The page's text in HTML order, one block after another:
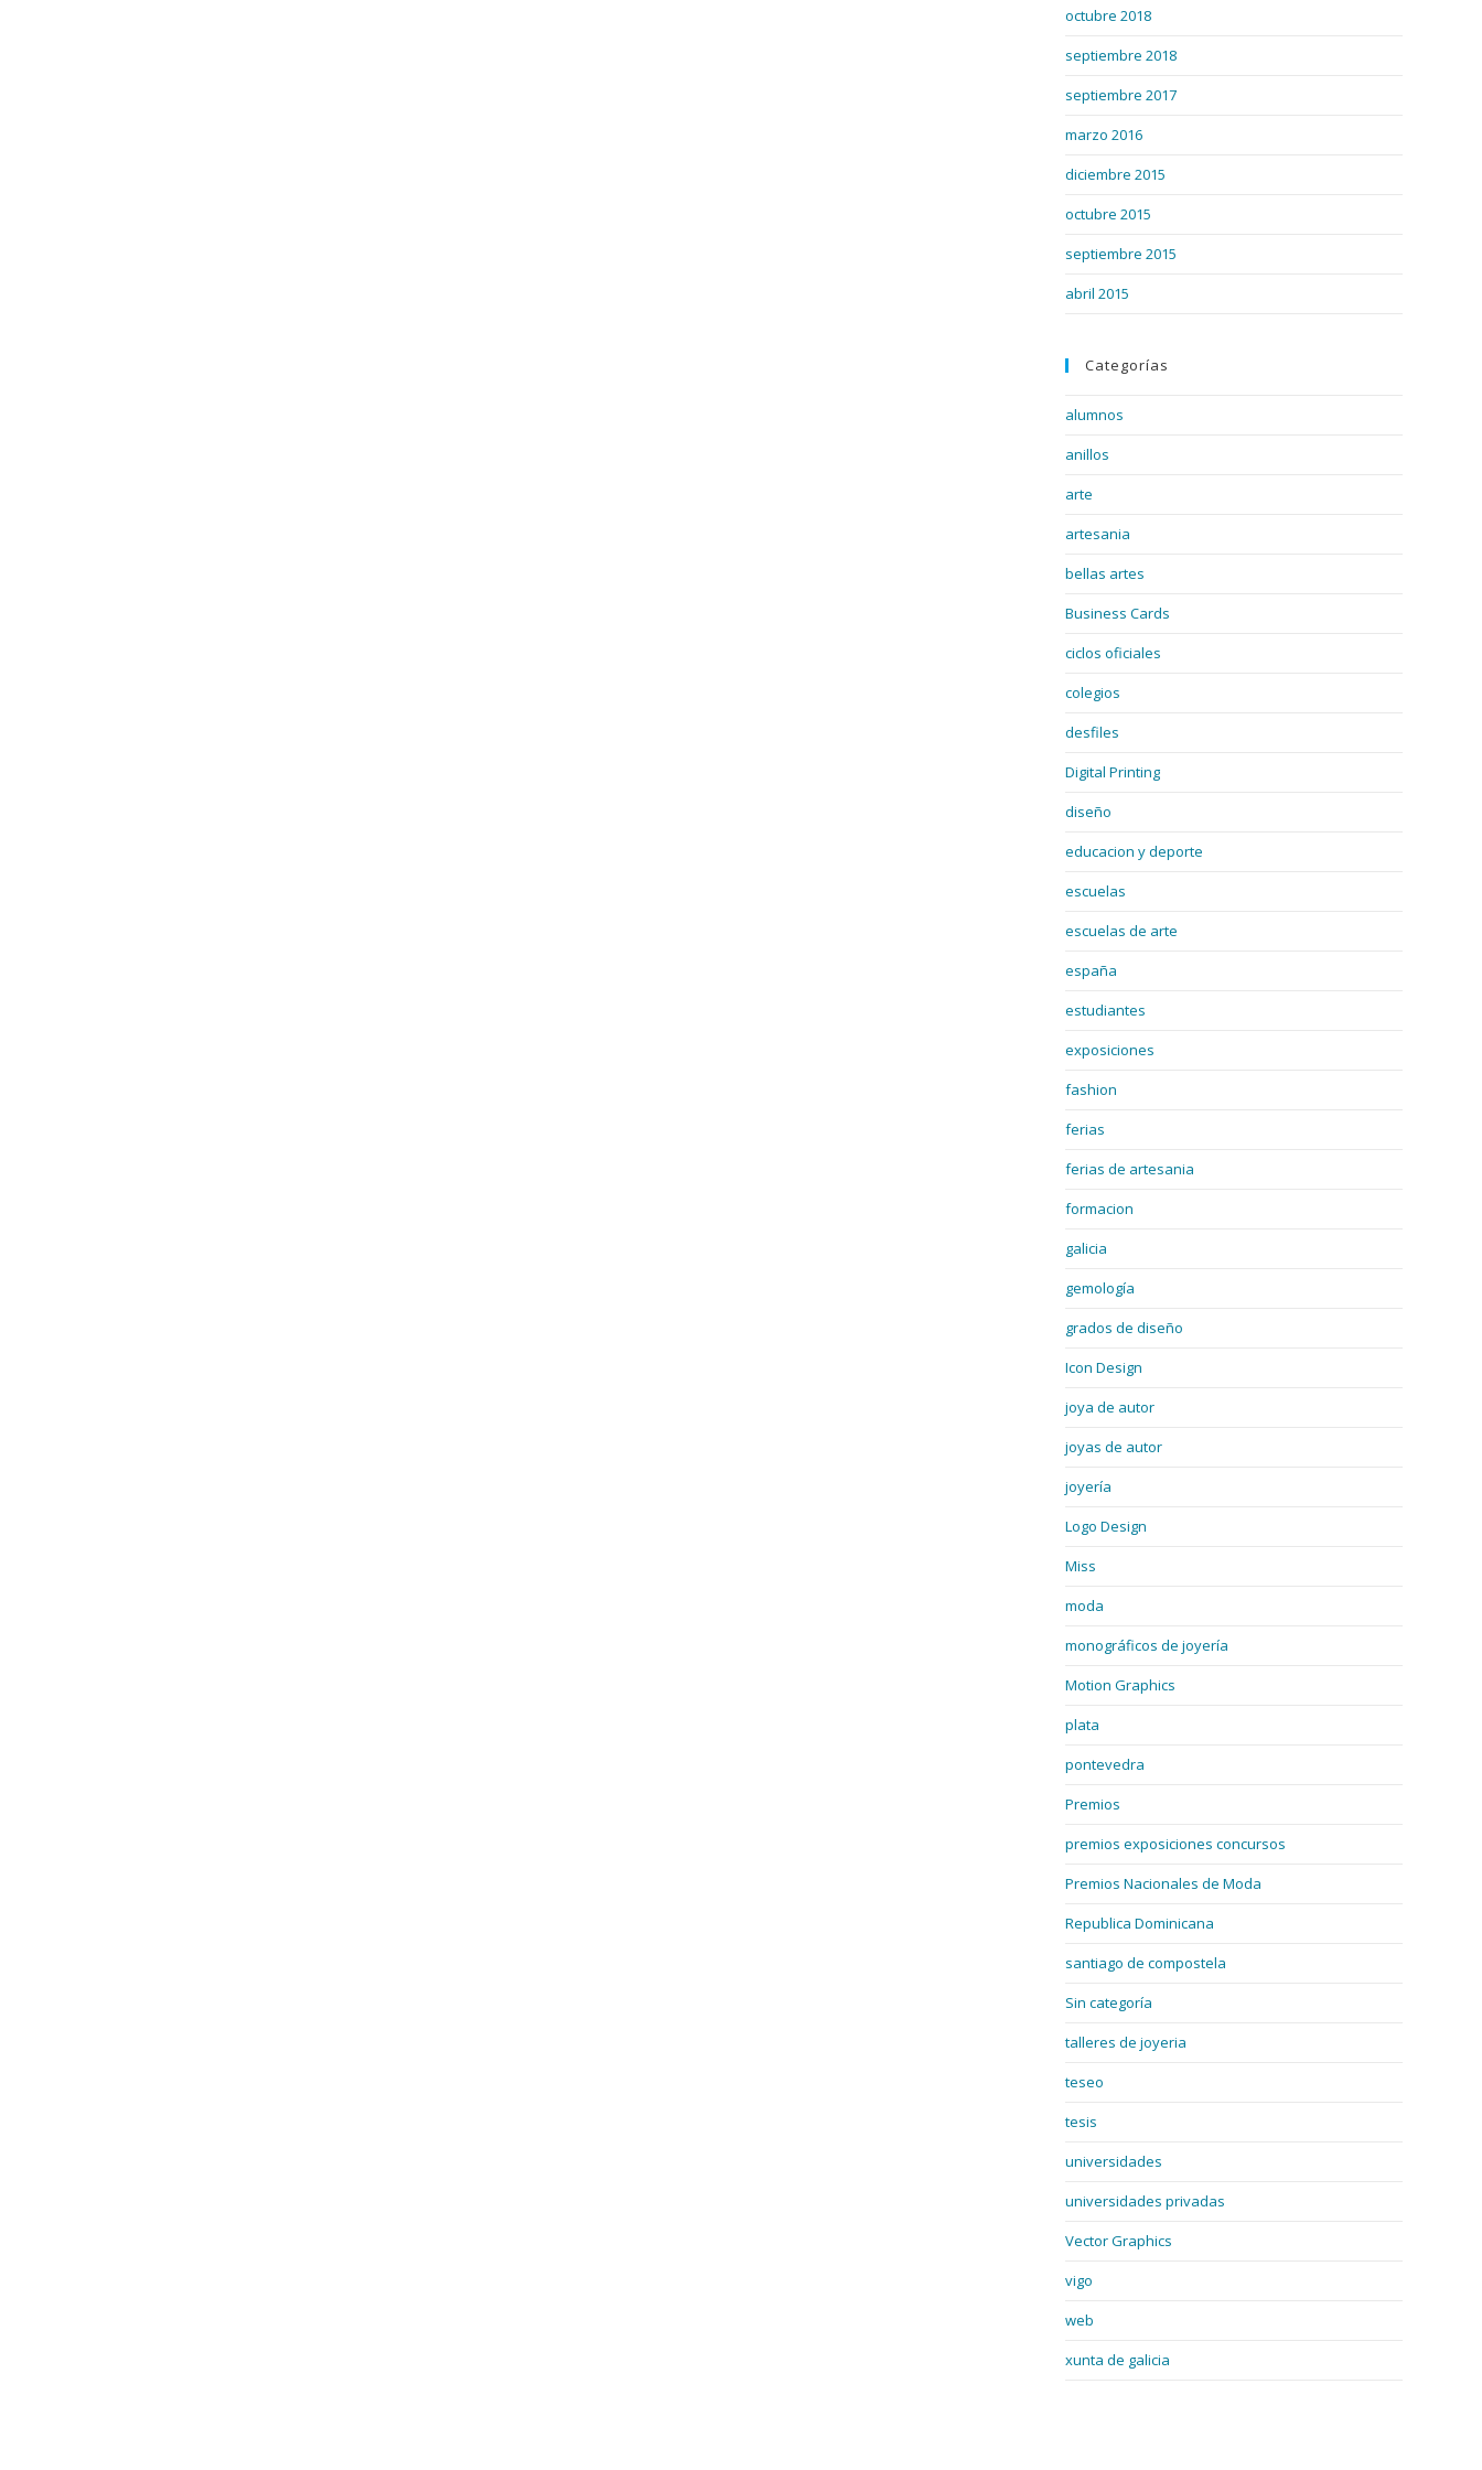
octubre 2018
septiembre 2018
septiembre 2017
marzo 2016
diciembre 2015
octubre 2015
septiembre 2015
abril 2015
Categorías
alumnos
anillos
arte
artesania
bellas artes
Business Cards
ciclos oficiales
colegios
desfiles
Digital Printing
diseño
educacion y deporte
escuelas
escuelas de arte
españa
estudiantes
exposiciones
fashion
ferias
ferias de artesania
formacion
galicia
gemología
grados de diseño
Icon Design
joya de autor
joyas de autor
joyería
Logo Design
Miss
moda
monográficos de joyería
Motion Graphics
plata
pontevedra
Premios
premios exposiciones concursos
Premios Nacionales de Moda
Republica Dominicana
santiago de compostela
Sin categoría
talleres de joyeria
teseo
tesis
universidades
universidades privadas
Vector Graphics
vigo
web
xunta de galicia